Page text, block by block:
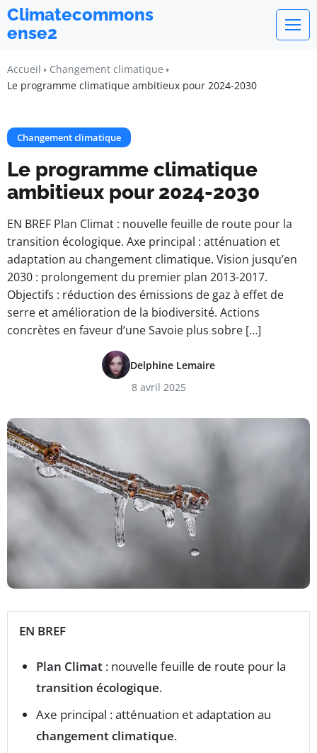
Climatecommons
ense2
Accueil
Changement climatique
Le programme climatique ambitieux pour 2024-2030
Changement climatique
Le programme climatique
ambitieux pour 2024-2030
EN BREF Plan Climat : nouvelle feuille de route pour la
transition écologique. Axe principal : atténuation et
adaptation au changement climatique. Vision jusqu’en
2030 : prolongement du premier plan 2013-2017.
Objectifs : réduction des émissions de gaz à effet de
serre et amélioration de la biodiversité. Actions
concrètes en faveur d’une Savoie plus sobre […]
Delphine Lemaire
8 avril 2025
EN BREF
Plan Climat : nouvelle feuille de route pour la
transition écologique.
Axe principal : atténuation et adaptation au
changement climatique.